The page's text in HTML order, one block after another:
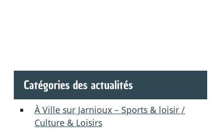
Catégories des actualités
À Ville sur Jarnioux – Sports & loisir /
Culture & Loisirs